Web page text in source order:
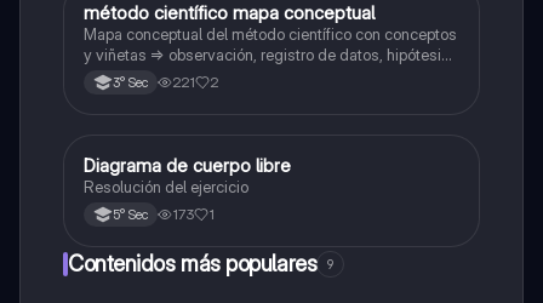
Ciencia y Tecnología
método científico mapa conceptual
Mapa conceptual del método científico con conceptos
y viñetas => observación, registro de datos, hipótesis
y experimentación 🔬
3° Sec 221 2
Física
Diagrama de cuerpo libre
Resolución del ejercicio
5° Sec 173 1
Contenidos más populares 9